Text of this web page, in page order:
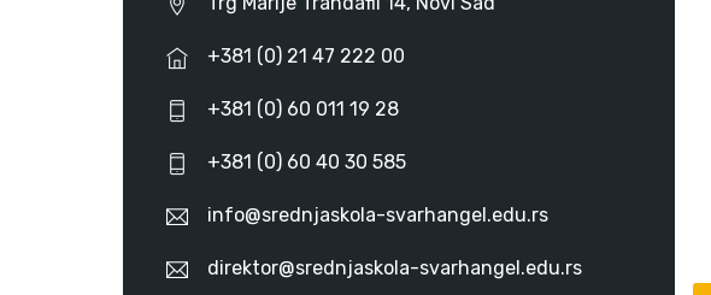
+381 (0) 21 47 222 00
+381 (0) 60 011 19 28
+381 (0) 60 40 30 585
info@srednjaskola-svarhangel.edu.rs
direktor@srednjaskola-svarhangel.edu.rs